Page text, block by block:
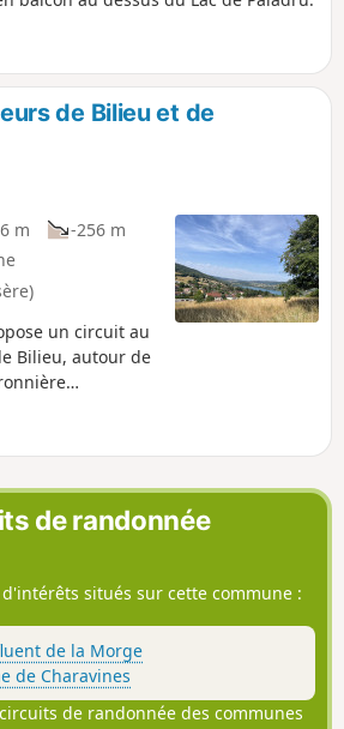
de Bilieu et de
m
-256 m
un circuit au
Bilieu, autour de
de
Lac de Paladru
massifs de
Sure et Le Grand
des
promenade dans
mais aussi
de randonnée
situés sur cette commune :
de la Morge
de Charavines
de randonnée des communes